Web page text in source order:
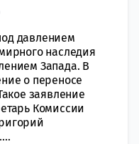
давлением
наследия
Запада. В
о переносе
заявление
Комиссии